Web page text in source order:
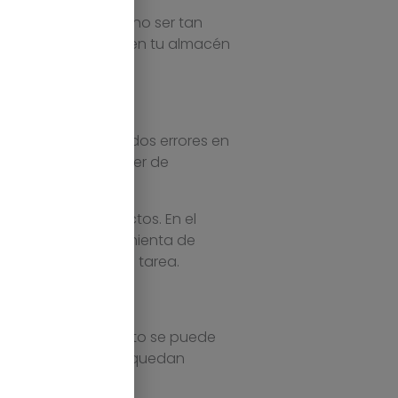
asunto puede no ser tan
el stock en tu almacén
demasiados errores en
y debes disponer de
palés de productos. En el
de una herramienta de
mucho en esta tarea.
en algún momento se puede
la empresa no le quedan